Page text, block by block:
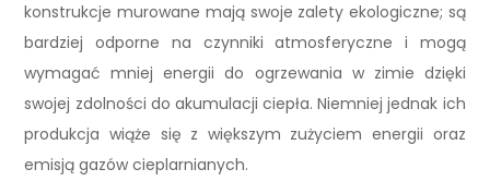
konstrukcje murowane mają swoje zalety ekologiczne; są
bardziej odporne na czynniki atmosferyczne i mogą
wymagać mniej energii do ogrzewania w zimie dzięki
swojej zdolności do akumulacji ciepła. Niemniej jednak ich
produkcja wiąże się z większym zużyciem energii oraz
emisją gazów cieplarnianych.